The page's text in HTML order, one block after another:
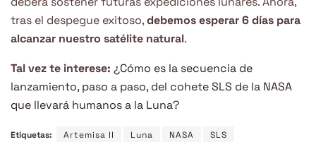
tras el despegue exitoso,debemos esperar 6 días para
alcanzar nuestro satélite natural.
Tal vez te interese: ¿Cómo es la secuencia de
lanzamiento, paso a paso, del cohete SLS de la NASA
que llevará humanos a la Luna?
Etiquetas: Artemisa II Luna NASA SLS